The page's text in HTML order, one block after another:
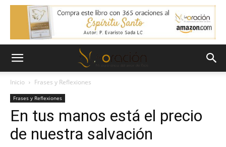
Inicio Frases y Reflexiones
Frases y Reflexiones
En tus manos está el precio
de nuestra salvación